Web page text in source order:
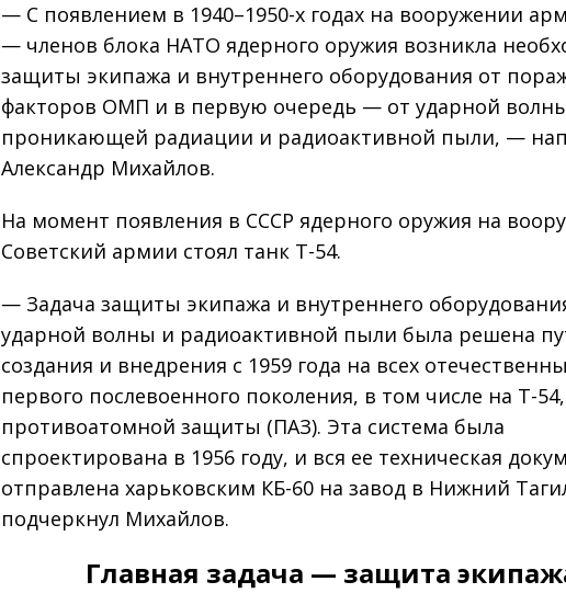
— С появлением в 1940–1950-х годах на вооружении
— членов блока НАТО ядерного оружия возникла
защиты экипажа и внутреннего оборудования от
факторов ОМП и в первую очередь — от ударной
проникающей радиации и радиоактивной пыли, —
Александр Михайлов.
На момент появления в СССР ядерного оружия на
Советский армии стоял танк Т-54.
— Задача защиты экипажа и внутреннего
ударной волны и радиоактивной пыли была решена
создания и внедрения с 1959 года на всех
первого послевоенного поколения, в том числе на Т-
противоатомной защиты (ПАЗ). Эта система была
спроектирована в 1956 году, и вся ее техническая
отправлена харьковским КБ-60 на завод в Нижний
подчеркнул Михайлов.
Главная задача — защита